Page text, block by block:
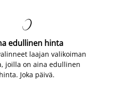

edullinen hinta
laajan valikoiman
joilla on aina edullinen
hinta. Joka päivä.